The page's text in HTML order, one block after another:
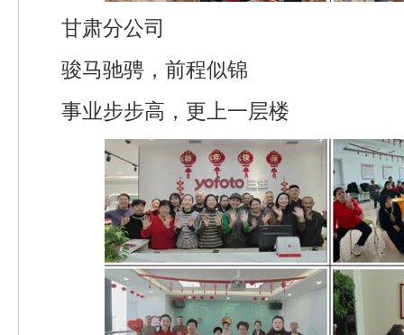
甘肃分公司
骏马驰骋，前程似锦
事业步步高，更上一层楼